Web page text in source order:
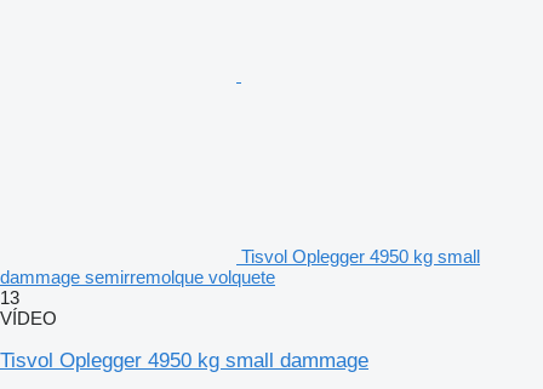
Tisvol Oplegger 4950 kg small
dammage semirremolque volquete
13
VÍDEO
Tisvol Oplegger 4950 kg small dammage